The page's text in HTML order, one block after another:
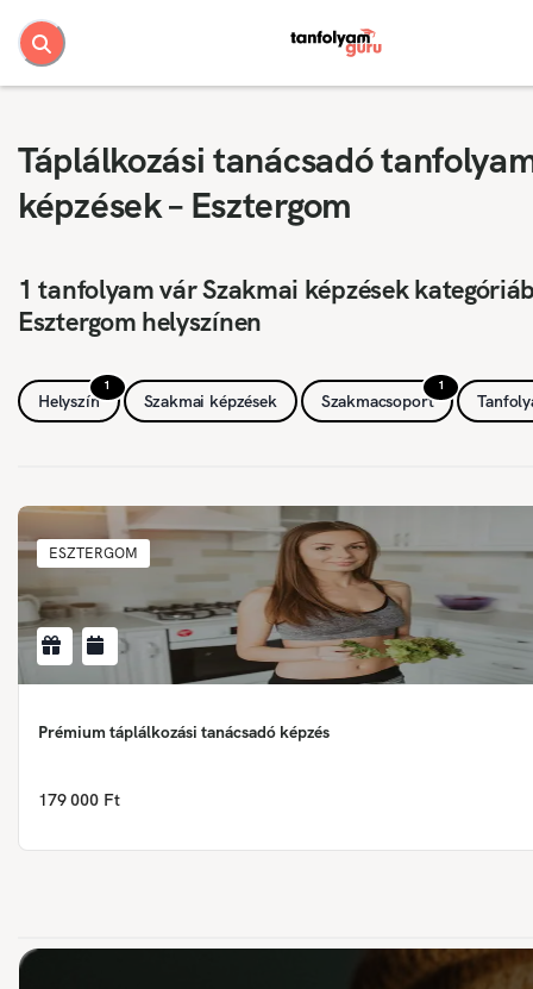
Táplálkozási tanácsadó
képzések – Esztergom
1 tanfolyam vár Szakmai képzések
Esztergom helyszínen
1
Helyszín Szakmai képzések
1
Szakmacsoport
ESZTERGOM
Prémium táplálkozási tanácsadó képzés
179 000 Ft